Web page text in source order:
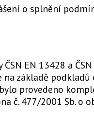
o splnění
EN 13428 a
na základě
provedeno
č. 477/2001 Sb. o